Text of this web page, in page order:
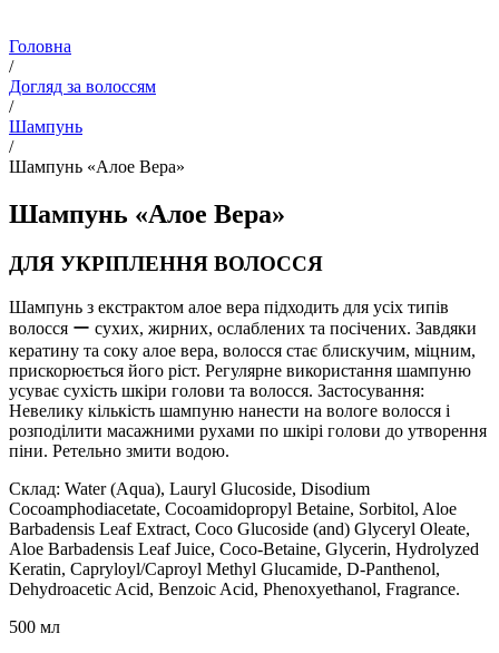
Головна
/
Догляд за волоссям
/
Шампунь
/
Шампунь «Алое Вера»
Шампунь «Алое Вера»
ДЛЯ УКРІПЛЕННЯ ВОЛОССЯ
Шампунь з екстрактом алое вера підходить для усіх типів
волосся ー сухих, жирних, ослаблених та посічених. Завдяки
кератину та соку алое вера, волосся стає блискучим, міцним,
прискорюється його ріст. Регулярне використання шампуню
усуває сухість шкіри голови та волосся. Застосування:
Невелику кількість шампуню нанести на вологе волосся і
розподілити масажними рухами по шкірі голови до утворення
піни. Ретельно змити водою.
Склад: Water (Aqua), Lauryl Glucoside, Disodium
Cocoamphodiacetate, Cocoamidopropyl Betaine, Sorbitol, Aloe
Barbadensis Leaf Extract, Coco Glucoside (and) Glyceryl Oleate,
Aloe Barbadensis Leaf Juice, Coco-Betaine, Glycerin, Hydrolyzed
Keratin, Capryloyl/Caproyl Methyl Glucamide, D-Panthenol,
Dehydroacetic Acid, Benzoic Acid, Phenoxyethanol, Fragrance.
500 мл